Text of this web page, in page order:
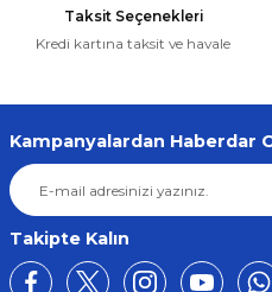
Taksit Seçenekleri
Kredi kartına taksit ve havale
Kampanyalardan Haberdar
Takipte Kalın